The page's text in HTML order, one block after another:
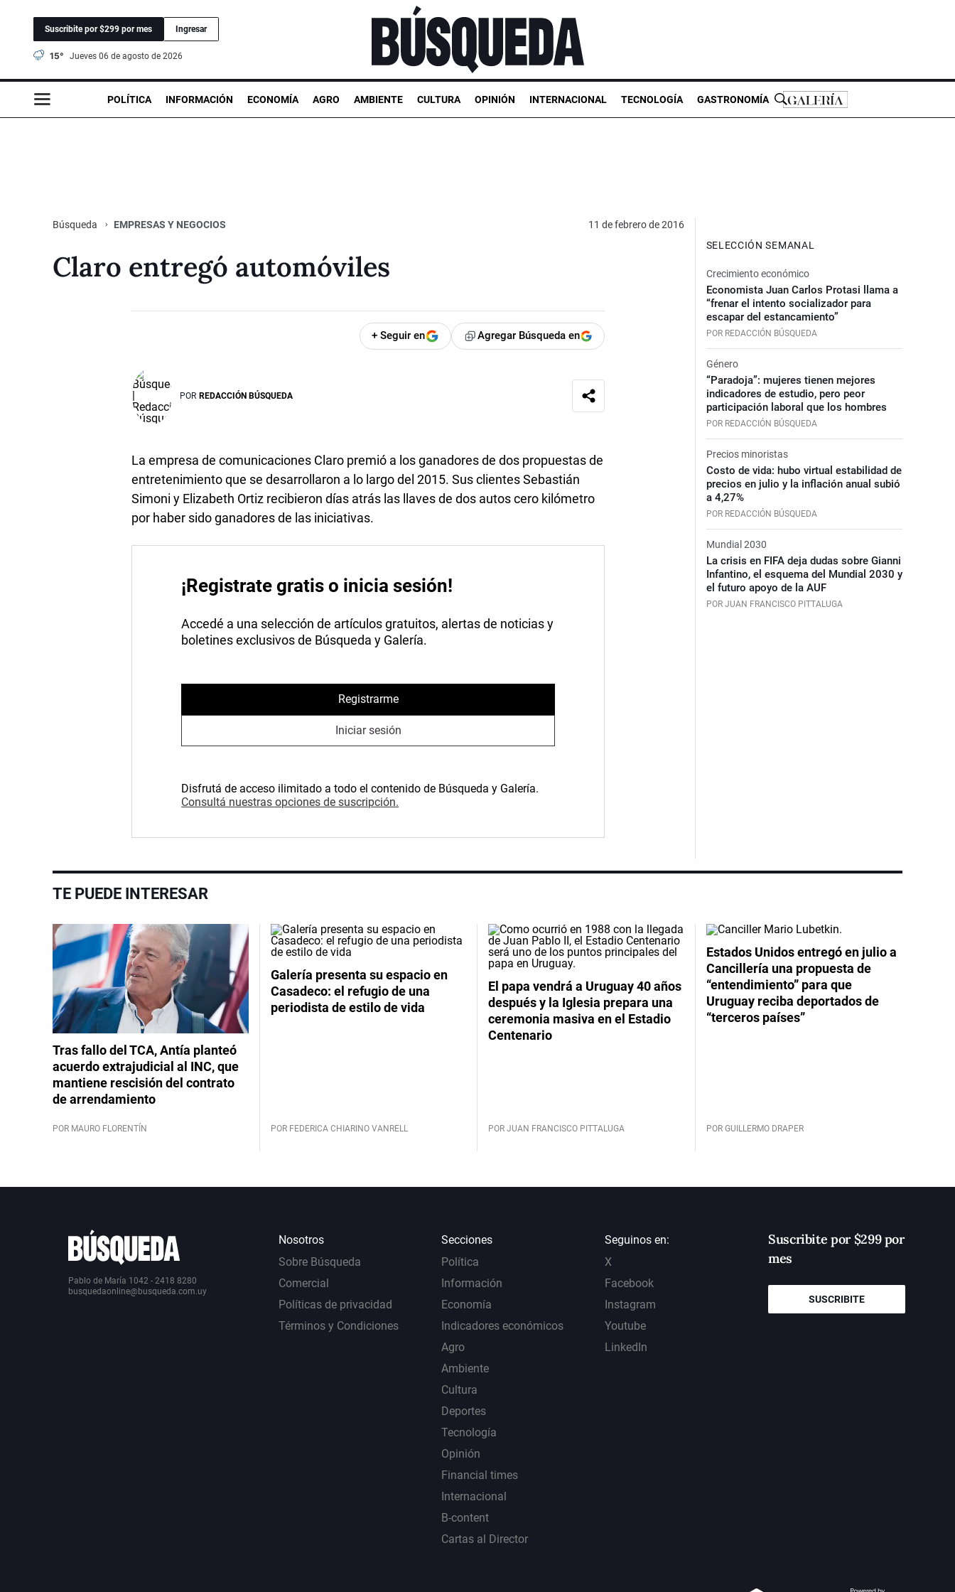
Suscribite por $299 por mes Ingresar
15° jueves 06 de agosto de 2026
POLÍTICA INFORMACIÓN ECONOMÍA AGRO AMBIENTE CULTURA OPINIÓN INTERNACIONAL TECNOLOGÍA GASTRONOMÍA
Búsqueda EMPRESAS Y NEGOCIOS 11 de febrero de 2016
Claro entregó automóviles
+ Seguir en Agregar Búsqueda en
POR REDACCIÓN BÚSQUEDA
La empresa de comunicaciones Claro premió a los ganadores de dos propuestas de
entretenimiento que se desarrollaron a lo largo del 2015. Sus clientes Sebastián
Simoni y Elizabeth Ortiz recibieron días atrás las llaves de dos autos cero kilómetro
por haber sido ganadores de las iniciativas.
¡Registrate gratis o inicia sesión!
Accedé a una selección de artículos gratuitos, alertas de noticias y
boletines exclusivos de Búsqueda y Galería.
Registrarme
Iniciar sesión
Disfrutá de acceso ilimitado a todo el contenido de Búsqueda y Galería.
Consultá nuestras opciones de suscripción.
SELECCIÓN SEMANAL
Crecimiento económico
Economista Juan Carlos Protasi llama a
“frenar el intento socializador para
escapar del estancamiento”
POR REDACCIÓN BÚSQUEDA
Género
“Paradoja”: mujeres tienen mejores
indicadores de estudio, pero peor
participación laboral que los hombres
POR REDACCIÓN BÚSQUEDA
Precios minoristas
Costo de vida: hubo virtual estabilidad de
precios en julio y la inflación anual subió
a 4,27%
POR REDACCIÓN BÚSQUEDA
Mundial 2030
La crisis en FIFA deja dudas sobre Gianni
Infantino, el esquema del Mundial 2030 y
el futuro apoyo de la AUF
POR JUAN FRANCISCO PITTALUGA
TE PUEDE INTERESAR
Tras fallo del TCA, Antía planteó
acuerdo extrajudicial al INC, que
mantiene rescisión del contrato
de arrendamiento
POR MAURO FLORENTÍN
Galería presenta su espacio en
Casadeco: el refugio de una
periodista de estilo de vida
POR FEDERICA CHIARINO VANRELL
El papa vendrá a Uruguay 40 años
después y la Iglesia prepara una
ceremonia masiva en el Estadio
Centenario
POR JUAN FRANCISCO PITTALUGA
Estados Unidos entregó en julio a
Cancillería una propuesta de
“entendimiento” para que
Uruguay reciba deportados de
“terceros países”
POR GUILLERMO DRAPER
Pablo de María 1042 - 2418 8280
busquedaonline@busqueda.com.uy
Nosotros
Sobre Búsqueda
Comercial
Políticas de privacidad
Términos y Condiciones
Secciones
Política
Información
Economía
Indicadores económicos
Agro
Ambiente
Cultura
Deportes
Tecnología
Opinión
Financial times
Internacional
B-content
Cartas al Director
Seguinos en:
X
Facebook
Instagram
Youtube
LinkedIn
Suscribite por $299 por
mes
SUSCRIBITE